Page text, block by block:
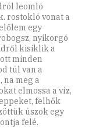
leomló
rostokló vonat a
egy
nyikorgó
kisiklik a
minden
túl van a
na meg a
elmossa a víz,
felhők
úszok egy
felé.